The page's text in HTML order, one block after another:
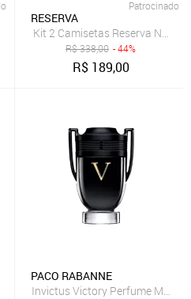
Slip On Preto
Patrocinado
RESERVA
Kit 2 Camisetas Reserva
R$338,00 - 44%
R$ 189,00
Edp - Perfume Masculino 50Ml
PACO RABANNE